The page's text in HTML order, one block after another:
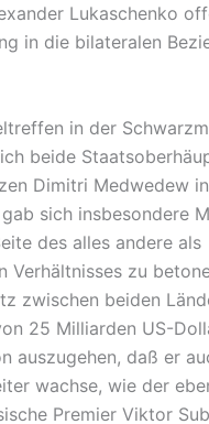
Lukaschenko
in die bilateralen
in der
beide
Dimitri Medwedew
sich insbesondere
des alles andere als
Verhältnisses zu
zwischen beiden
25 Milliarden US-
auszugehen, daß er
wachse, wie der
Premier Viktor